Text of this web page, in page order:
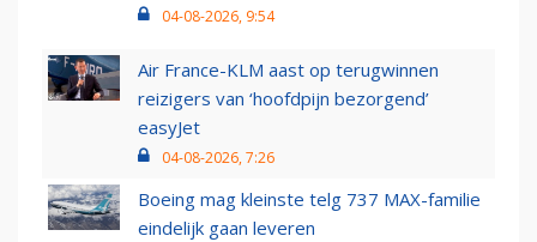
04-08-2026, 9:54
Air France-KLM aast op terugwinnen
reizigers van ‘hoofdpijn bezorgend’
easyJet
04-08-2026, 7:26
Boeing mag kleinste telg 737 MAX-familie
eindelijk gaan leveren